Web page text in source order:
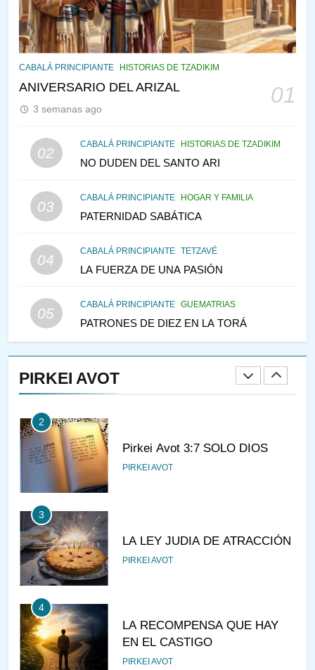
CABALÁ PRINCIPIANTE HISTORIAS DE TZADIKIM
ANIVERSARIO DEL ARIZAL 01
3 semanas ago
02
CABALÁ PRINCIPIANTE HISTORIAS DE TZADIKIM
NO DUDEN DEL SANTO ARI
03
CABALÁ PRINCIPIANTE HOGAR Y FAMILIA
PATERNIDAD SABÁTICA
04
CABALÁ PRINCIPIANTE TETZAVÉ
LA FUERZA DE UNA PASIÓN
05
CABALÁ PRINCIPIANTE GUEMATRIAS
PATRONES DE DIEZ EN LA TORÁ
PIRKEI AVOT
PENSAMIENTO JUDÍO PIRKEI AVOT
144
CABALÁ Y JASIDUT: EL
CONSEJO DE LOS PADRES
145
TEMPLO Y LA ALEGRÍA EN
VEAMOS ¿POR QUÉ
IEHOSHÚA? Y LA QUEJA DE
1
CONVERSAR CON LA MUJER
A LA LUZ DEL JUDAÍSMO
AMOR, PAREJA Y MATRIMONIO
2
Pirkei Avot 3:7 SOLO DIOS
PIRKEI AVOT
3
LA LEY JUDIA DE ATRACCIÓN
PIRKEI AVOT
4
LA RECOMPENSA QUE HAY
EN EL CASTIGO
PIRKEI AVOT